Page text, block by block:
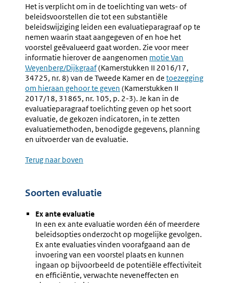
Het is verplicht om in de toelichting van wets- of
beleidsvoorstellen die tot een substantiële
beleidswijziging leiden een evaluatieparagraaf op te
nemen waarin staat aangegeven of en hoe het
voorstel geëvalueerd gaat worden. Zie voor meer
informatie hierover de aangenomen motie Van
Weyenberg/Dijkgraaf(Kamerstukken II 2016/17,
34725, nr. 8) van de Tweede Kamer en de toezegging
om hieraan gehoor te geven (Kamerstukken II
2017/18, 31865, nr. 105, p. 2-3). Je kan in de
evaluatieparagraaf toelichting geven op het soort
evaluatie, de gekozen indicatoren, in te zetten
evaluatiemethoden, benodigde gegevens, planning
en uitvoerder van de evaluatie.
Terug naar boven
Soorten evaluatie
Ex ante evaluatie
In een ex ante evaluatie worden één of meerdere
beleidsopties onderzocht op mogelijke gevolgen.
Ex ante evaluaties vinden voorafgaand aan de
invoering van een voorstel plaats en kunnen
ingaan op bijvoorbeeld de potentiële effectiviteit
en efficiëntie, verwachte neveneffecten en